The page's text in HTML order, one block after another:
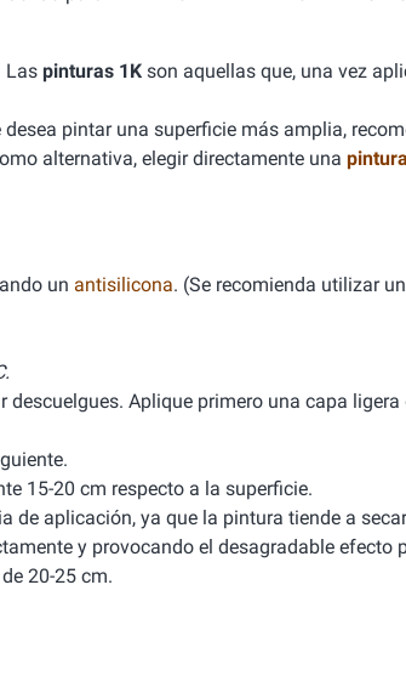
Las pinturas 1K son aquellas que, una vez
pintar una superficie más amplia,
alternativa, elegir directamente una
un antisilicona. (Se recomienda utilizar un
Aplique primero una capa ligera
15-20 cm respecto a la superficie.
de aplicación, ya que la pintura tiende a
y provocando el desagradable efecto
20-25 cm.